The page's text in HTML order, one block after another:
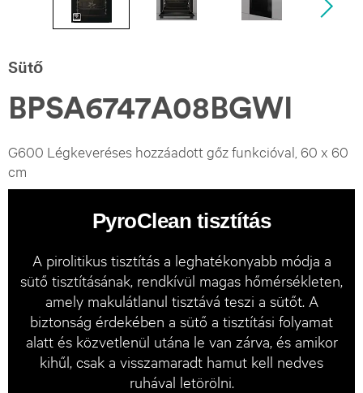
Sütő
BPSA6747A08BGWI
G600 Légkeveréses hozzáadott gőz funkcióval, 60 x 60
cm
PyroClean tisztítás
A pirolitikus tisztítás a leghatékonyabb módja a
sütő tisztításának, rendkívül magas hőmérsékleten,
amely makulátlanul tisztává teszi a sütőt. A
biztonság érdekében a sütő a tisztítási folyamat
alatt és közvetlenül utána le van zárva, és amikor
kihűl, csak a visszamaradt hamut kell nedves
ruhával letörölni.